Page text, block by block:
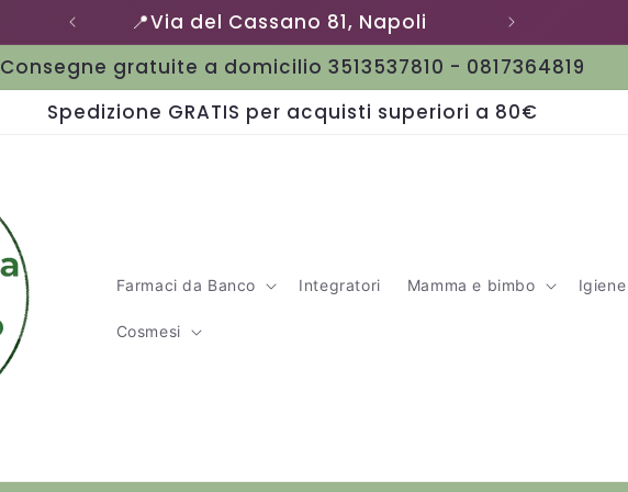
📍Via del Cassano 81, Napoli
Consegne gratuite a domicilio 3513537810 - 0817364819
Spedizione GRATIS per acquisti superiori a 80€
Farmaci da Banco Integratori Mamma e bimbo Igiene
Cosmesi